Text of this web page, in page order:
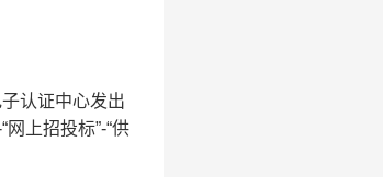
认证中心发出
“网上招投标”-“供